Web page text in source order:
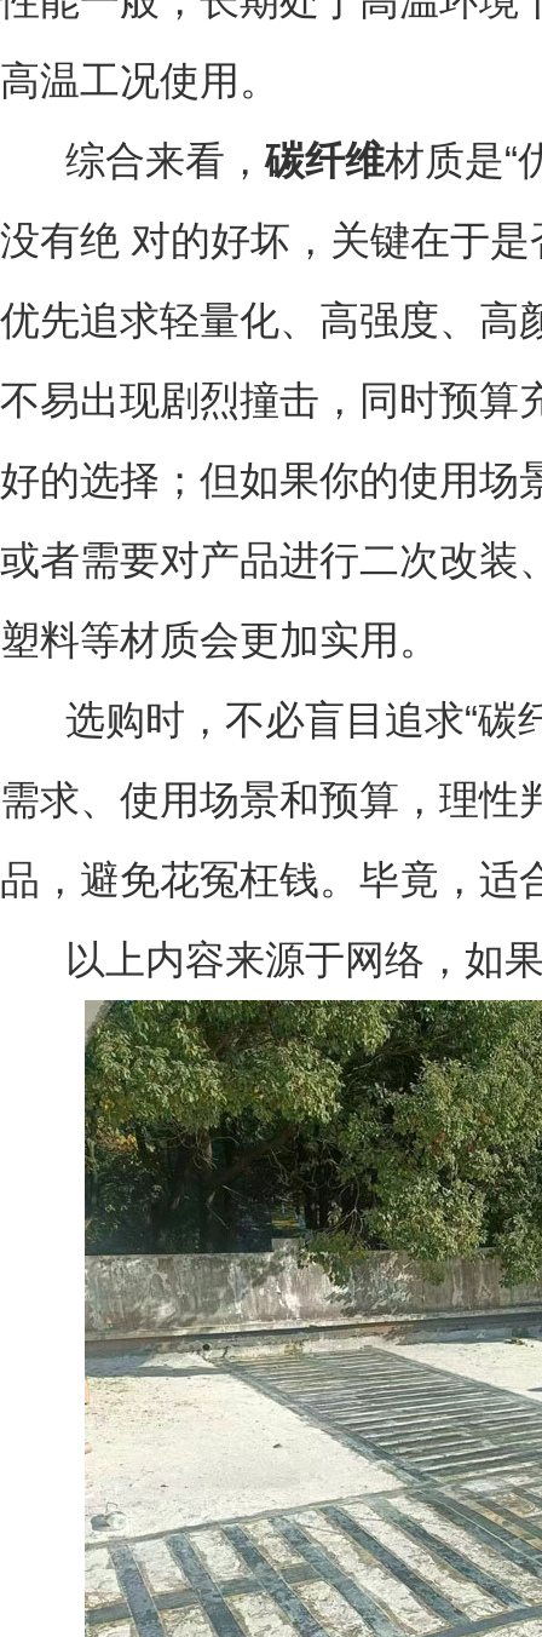
高温工况使用。
综合来看，碳纤维材质是“
没有绝 对的好坏，关键在于
优先追求轻量化、高强度、高
不易出现剧烈撞击，同时预算
好的选择；但如果你的使用场
或者需要对产品进行二次改装
塑料等材质会更加实用。
选购时，不必盲目追求“碳
需求、使用场景和预算，理性
品，避免花冤枉钱。毕竟，适
以上内容来源于网络，如